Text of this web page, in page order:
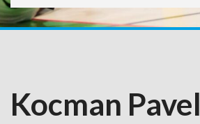
Kocman Pavel